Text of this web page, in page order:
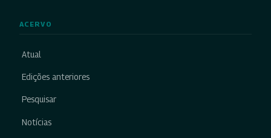
ACERVO
Atual
Edições anteriores
Pesquisar
Notícias